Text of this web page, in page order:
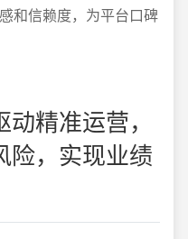
和信赖度，为平台口碑
精准运营，
险，实现业绩